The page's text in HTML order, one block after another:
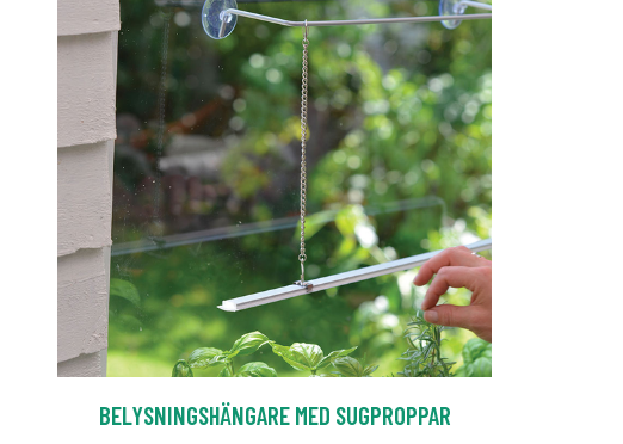
BELYSNINGSHÄNGARE MED SUGPROPPAR